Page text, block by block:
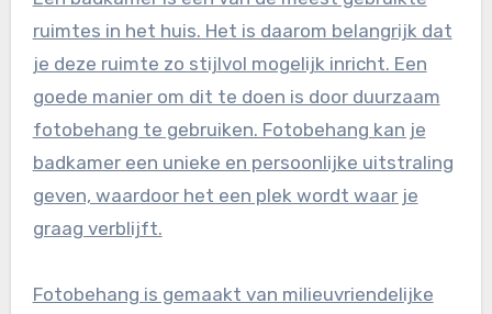
ruimtes in het huis. Het is daarom belangrijk dat
je deze ruimte zo stijlvol mogelijk inricht. Een
goede manier om dit te doen is door duurzaam
fotobehang te gebruiken. Fotobehang kan je
badkamer een unieke en persoonlijke uitstraling
geven, waardoor het een plek wordt waar je
graag verblijft.
Fotobehang is gemaakt van milieuvriendelijke